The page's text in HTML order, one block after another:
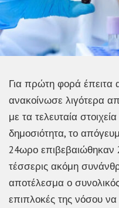
Για πρώτη φορά
ανακοίνωσε λιγότερα
με τα τελευταία
δημοσιότητα, το
24ωρο
τέσσερις ακόμη
αποτέλεσμα ο
επιπλοκές της νόσου να